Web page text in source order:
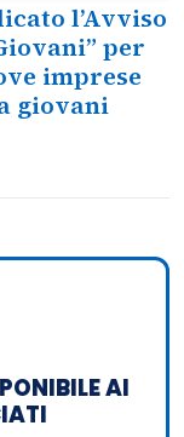
l’Avviso
per
imprese
giovani
AI